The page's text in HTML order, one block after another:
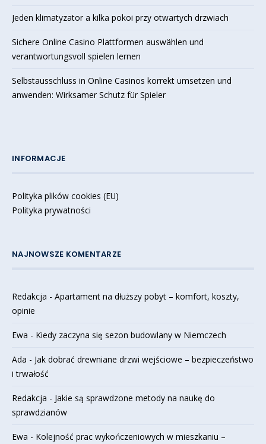
Jeden klimatyzator a kilka pokoi przy otwartych drzwiach
Sichere Online Casino Plattformen auswählen und
verantwortungsvoll spielen lernen
Selbstausschluss in Online Casinos korrekt umsetzen und
anwenden: Wirksamer Schutz für Spieler
INFORMACJE
Polityka plików cookies (EU)
Polityka prywatności
NAJNOWSZE KOMENTARZE
Redakcja - Apartament na dłuższy pobyt – komfort, koszty,
opinie
Ewa - Kiedy zaczyna się sezon budowlany w Niemczech
Ada - Jak dobrać drewniane drzwi wejściowe – bezpieczeństwo
i trwałość
Redakcja - Jakie są sprawdzone metody na naukę do
sprawdzianów
Ewa - Kolejność prac wykończeniowych w mieszkaniu –